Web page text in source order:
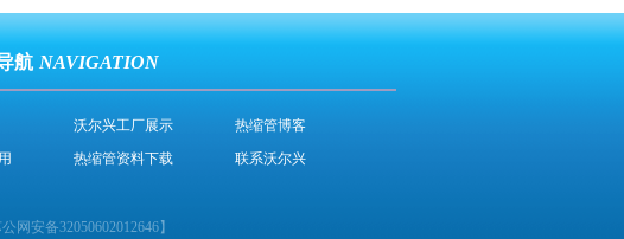
航 NAVIGATION
沃尔兴工厂展示
热缩管博客
热缩管资料下载 联系沃尔兴
网安备32050602012646】